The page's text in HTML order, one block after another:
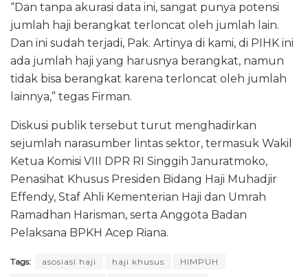
“Dan tanpa akurasi data ini, sangat punya potensi
jumlah haji berangkat terloncat oleh jumlah lain.
Dan ini sudah terjadi, Pak. Artinya di kami, di PIHK ini
ada jumlah haji yang harusnya berangkat, namun
tidak bisa berangkat karena terloncat oleh jumlah
lainnya,” tegas Firman.
Diskusi publik tersebut turut menghadirkan
sejumlah narasumber lintas sektor, termasuk Wakil
Ketua Komisi VIII DPR RI Singgih Januratmoko,
Penasihat Khusus Presiden Bidang Haji Muhadjir
Effendy, Staf Ahli Kementerian Haji dan Umrah
Ramadhan Harisman, serta Anggota Badan
Pelaksana BPKH Acep Riana.
Tags: asosiasi haji haji khusus
HIMPUH